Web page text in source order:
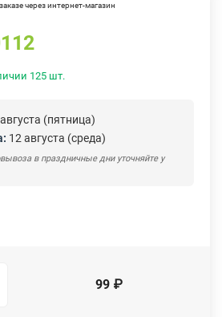
через интернет-магазин
125 шт.
(пятница)
12 августа (среда)
в праздничные дни уточняйте у
99 ₽